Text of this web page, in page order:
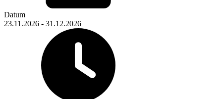
Datum
23.11.2026 - 31.12.2026